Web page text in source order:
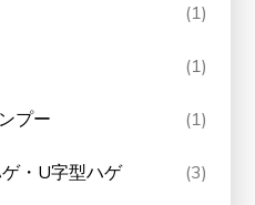
(1)
(1)
プー (1)
・U字型ハゲ (3)